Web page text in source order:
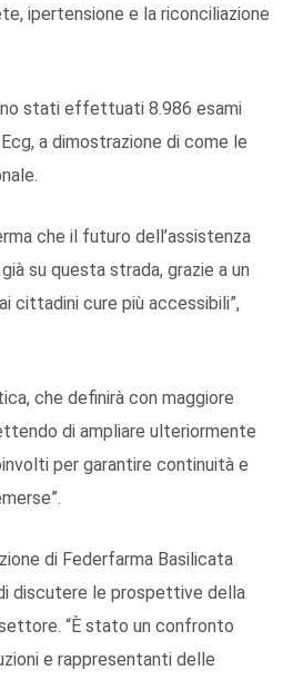
ipertensione e la riconciliazione
stati effettuati 8.986 esami
a dimostrazione di come le
che il futuro dell’assistenza
su questa strada, grazie a un
cittadini cure più accessibili”,
che definirà con maggiore
di ampliare ulteriormente
per garantire continuità e
di Federfarma Basilicata
discutere le prospettive della
“È stato un confronto
e rappresentanti delle